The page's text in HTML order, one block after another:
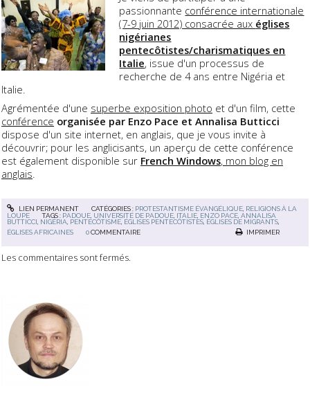
passionnante conférence internationale
(7-9 juin 2012) consacrée aux églises
nigérianes
pentecôtistes/charismatiques en
Italie, issue d'un processus de
recherche de 4 ans entre Nigéria et
Italie.
Agrémentée d'une superbe exposition photo et d'un film, cette
conférence organisée par Enzo Pace et Annalisa Butticci
dispose d'un site internet, en anglais, que je vous invite à
découvrir; pour les anglicisants, un aperçu de cette conférence
est également disponible sur French Windows, mon blog en
anglais
LIEN PERMANENT CATÉGORIES : PROTESTANTISME ÉVANGÉLIQUE, RELIGIONS À LA
LOUPE
TAGS : PADOUE, UNIVERSITÉ DE PADOUE, ITALIE, ENZO PACE,ANNALISA
BUTTICCI, NIGÉRIA, PENTECÔTISME, ÉGLISES PENTECÔTISTES, ÉGLISES DE MIGRANTS,
ÉGLISES AFRICAINES
0 COMMENTAIRE IMPRIMER
Les commentaires sont fermés.